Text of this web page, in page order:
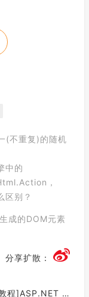
(不重复)的随机
中的
，
别？
成的DOM元素
分享扩散：
中的PageModel(09)